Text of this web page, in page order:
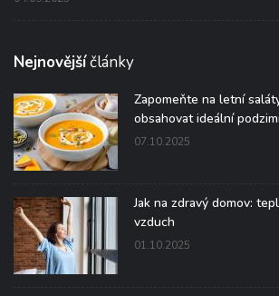
Nejnovějšíčlánky
Zapomeňte na letní
obsahovat ideální
07.10.2025
Jak na zdravý domov:
vzduch
01.10.2025